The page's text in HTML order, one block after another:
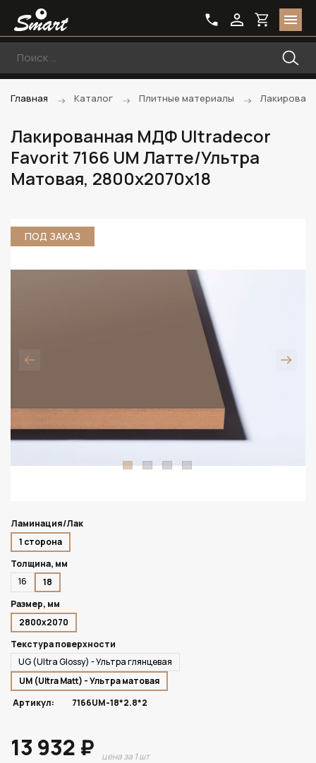
Главная Каталог Плитные материалы
Лакированная МДФ Ultradecor
Favorit 7166 UM Латте/Ультра
Матовая, 2800х2070х18
ПОД ЗАКАЗ
Ламинация/Лак
1 сторона
Толщина, мм
16
18
Размер, мм
2800х2070
Текстура поверхности
UG (Ultra Glossy) - Ультра глянцевая
UM (Ultra Matt) - Ультра матовая
Артикул:
7166UM-18*2.8*2
13 932 ₽ цена за 1 шт